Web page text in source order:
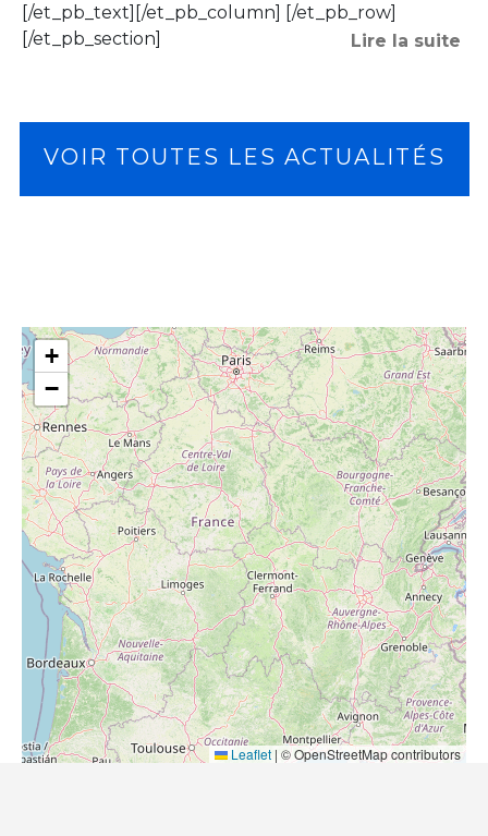
[/et_pb_text][/et_pb_column] [/et_pb_row]
[/et_pb_section]
Lire la suite
VOIR TOUTES LES ACTUALITÉS
+
−
Leaflet | © OpenStreetMap contributors